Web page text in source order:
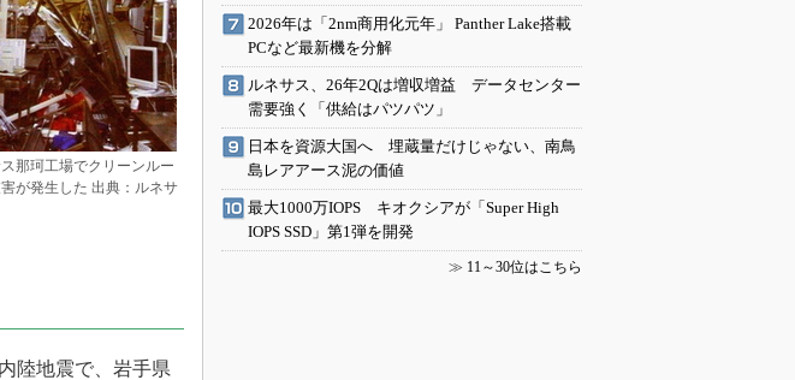
那珂工場でクリーンルー
が発生した 出典：ルネサ
陸地震で、岩手県
2026年は「2nm商用化元年」 Panther Lake搭載
PCなど最新機を分解
ルネサス、26年2Qは増収増益 データセンター
需要強く「供給はパツパツ」
日本を資源大国へ 埋蔵量だけじゃない、南鳥
島レアアース泥の価値
最大1000万IOPS キオクシアが「Super High
IOPS SSD」第1弾を開発
≫ 11～30位はこちら